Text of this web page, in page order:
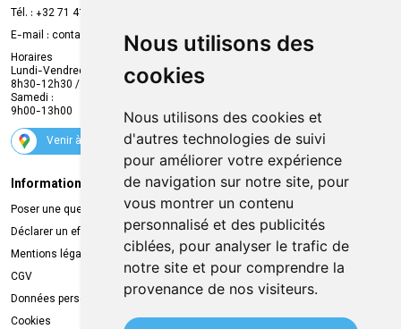
Nous utilisons des
cookies
Nous utilisons des cookies et
d'autres technologies de suivi
pour améliorer votre expérience
de navigation sur notre site, pour
vous montrer un contenu
personnalisé et des publicités
ciblées, pour analyser le trafic de
notre site et pour comprendre la
provenance de nos visiteurs.
Tél. : +32 71 41 32 10
E-mail : contact
mvapharma.be
Horaires
Lundi-Vendredi :
8h30-12h30 / 13h30-18h30
Samedi :
9h00-13h00
Venir à la pharmacie
Compte professionnel
Envoi d’ordonnance
Suivez-nous
Informations légales
Poser une question
Déclarer un effet indésirable
Mentions légales
CGV
Données personnelles
Cookies
Livraison
Retrait à la pharmacie
Livraison chez vous
Livraison dans un Point Relais